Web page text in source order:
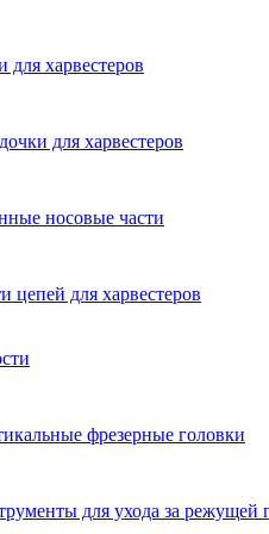
для харвестеров
для харвестеров
носовые части
цепей для харвестеров
фрезерные головки
для ухода за режущей